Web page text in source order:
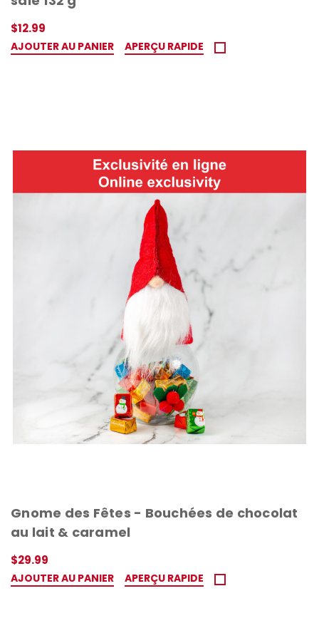
$12.99
AJOUTER AU PANIER APERÇU RAPIDE
Gnome des Fêtes - Bouchées de chocolat
au lait & caramel
$29.99
AJOUTER AU PANIER APERÇU RAPIDE